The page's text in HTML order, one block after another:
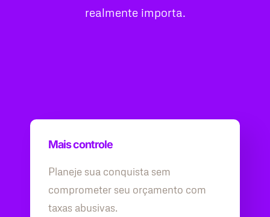
realmente importa.
Mais controle
Planeje sua conquista sem
comprometer seu orçamento com
taxas abusivas.